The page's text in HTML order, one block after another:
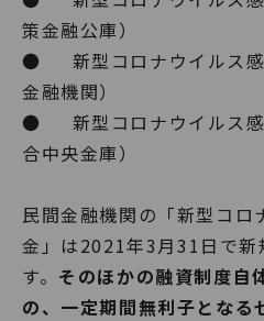
策金融公庫）
● 新型コロナウイルス感
金融機関）
● 新型コロナウイルス感
合中央金庫）
民間金融機関の「新型コロ
金」は2021年3月31日で新
す。 そのほかの融資制度自
の、一定期間無利子となる